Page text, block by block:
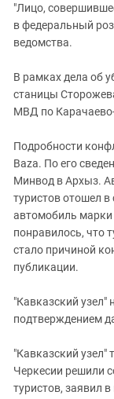
"Лицо,
в федеральный
ведомства.
В рамках дела об
станицы
МВД по
Подробности
Baza. По его
Минвод в Архыз.
туристов отошел в
автомобиль
понравилось, что
стало причиной
публикации.
"Кавказский
подтверждением
"Кавказский узел"
Черкесии решили
туристов, заявил